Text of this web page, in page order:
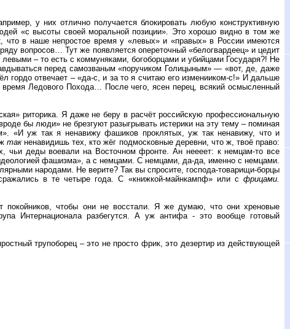
у них отлично получается блокировать любую конструктивную
«с высоты своей моральной позиции». Это хорошо видно в том же
в наше непростое время у «левых» и «правых» в России имеются
вопросов… Тут же появляется опереточный «белогвардеец» и цедит
– то есть с коммуняками, богоборцами и убийцами Государя?! Не
перед самозваным «поручиком Голицыным» — «вот, де, даже
гордо отвечает – «да-с, и за то я считаю его изменииком-с!» И дальше
Ледового Похода… После чего, ясен перец, всякий осмысленный
риторика. Я даже не беру в расчёт российскую профессиональную
бы люди» не брезгуют разыгрывать истерики на эту тему – поминая
«И уж так я ненавижу фашиков проклятых, уж так ненавижу, что и
такненавидишь тех, кто жёг подмосковные деревни, что ж, твоё право:
чьи деды воевали на Восточном фронте. Ан неееет: к немцам-то все
фашизма», а с немцами. С немцами, да-да, именно с немцами.
народами. Не верите? Так вы спросите, господа-товарищи-борцы
в те четыре года. С «книжкой-майнкампф» или с фрицами.
покойников, чтобы они не восстали. Я же думаю, что они хреновые
Интернационала разбегутся. А уж антифа - это вообще готовый
трупоборец – это не просто фрик, это дезертир из действующей